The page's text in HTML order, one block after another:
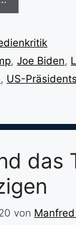
,Joe Biden,
, US-
das
von